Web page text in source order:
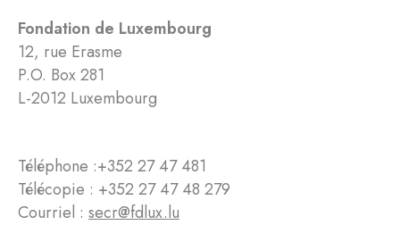
Fondation de Luxembourg
12, rue Erasme
P.O. Box 281
L-2012 Luxembourg
Téléphone :+352 27 47 481
Télécopie : +352 27 47 48 279
Courriel : secr@fdlux.lu